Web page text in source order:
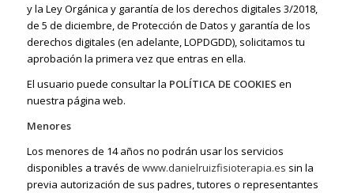
y la Ley Orgánica y garantía de los derechos digitales 3/2018,
de 5 de diciembre, de Protección de Datos y garantía de los
derechos digitales (en adelante, LOPDGDD), solicitamos tu
aprobación la primera vez que entras en ella.
El usuario puede consultar la POLÍTICA DE COOKIES en
nuestra página web.
Menores
Los menores de 14 años no podrán usar los servicios
disponibles a través de www.danielruizfisioterapia.es sin la
previa autorización de sus padres, tutores o representantes